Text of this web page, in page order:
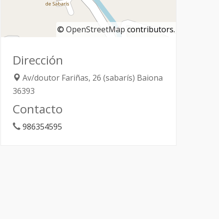
© OpenStreetMap contributors.
Dirección
Av/doutor Fariñas, 26 (sabarís) Baiona
36393
Contacto
986354595